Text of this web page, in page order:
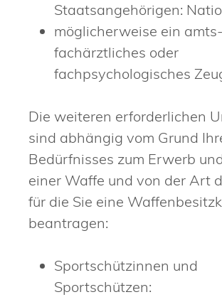
Staatsangehörigen:
möglicherweise ein
fachärztliches oder
fachpsychologisches
Die weiteren erforderlichen
sind abhängig vom Grund
Bedürfnisses zum Erwerb
einer Waffe und von der Art
für die Sie eine
beantragen:
Sportschützinnen und
Sportschützen: